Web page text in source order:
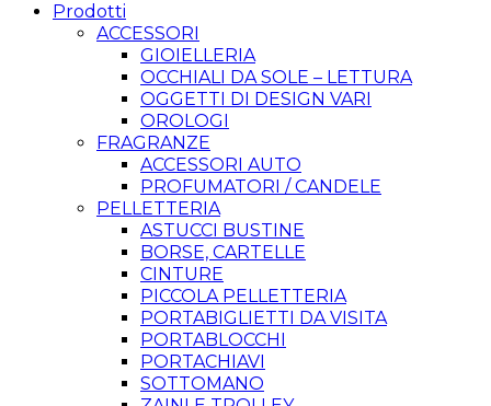
Prodotti
ACCESSORI
GIOIELLERIA
OCCHIALI DA SOLE – LETTURA
OGGETTI DI DESIGN VARI
OROLOGI
FRAGRANZE
ACCESSORI AUTO
PROFUMATORI / CANDELE
PELLETTERIA
ASTUCCI BUSTINE
BORSE, CARTELLE
CINTURE
PICCOLA PELLETTERIA
PORTABIGLIETTI DA VISITA
PORTABLOCCHI
PORTACHIAVI
SOTTOMANO